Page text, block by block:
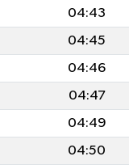
04:43
04:45
04:46
04:47
04:49
04:50